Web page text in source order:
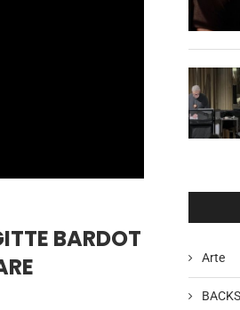
BARDOT
Arte